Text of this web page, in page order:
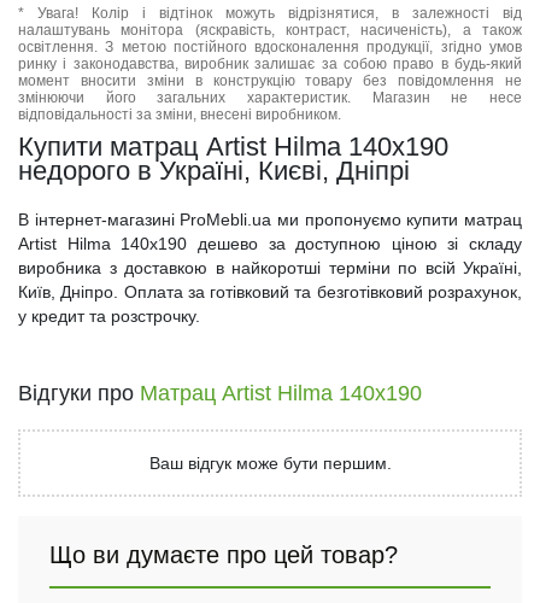
* Увага! Колір і відтінок можуть відрізнятися, в залежності від
налаштувань монітора (яскравість, контраст, насиченість), а також
освітлення. З метою постійного вдосконалення продукції, згідно умов
ринку і законодавства, виробник залишає за собою право в будь-який
момент вносити зміни в конструкцію товару без повідомлення не
змінюючи його загальних характеристик. Магазин не несе
відповідальності за зміни, внесені виробником.
Купити матрац Artist Hilma 140x190
недорого в Україні, Києві, Дніпрі
В інтернет-магазині ProMebli.ua ми пропонуємо купити матрац
Artist Hilma 140x190 дешево за доступною ціною зі складу
виробника з доставкою в найкоротші терміни по всій Україні,
Київ, Дніпро. Оплата за готівковий та безготівковий розрахунок,
у кредит та розстрочку.
Відгуки про Матрац Artist Hilma 140x190
Ваш відгук може бути першим.
Що ви думаєте про цей товар?